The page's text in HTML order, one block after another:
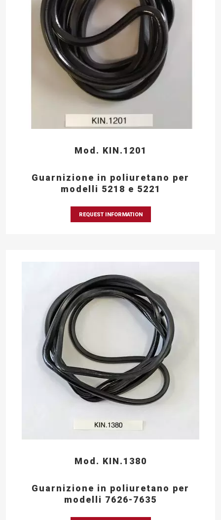
Mod. KIN.1201
Guarnizione in poliuretano per
modelli 5218 e 5221
REQUEST INFORMATION
Mod. KIN.1380
Guarnizione in poliuretano per
modelli 7626-7635